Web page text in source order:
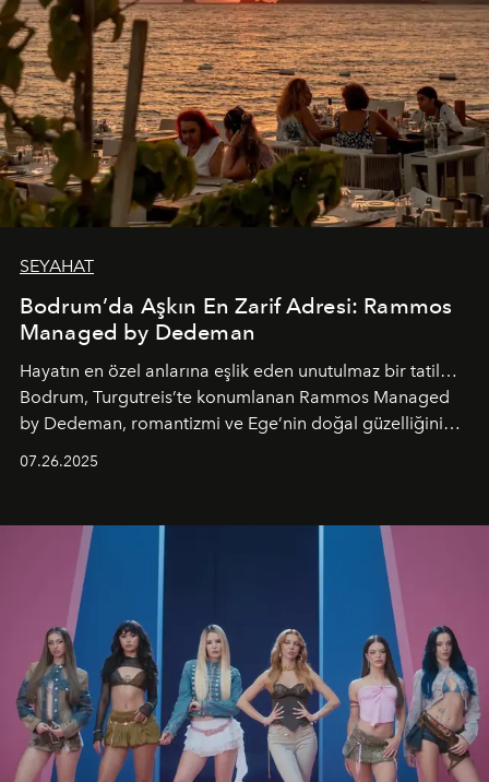
SEYAHAT
Bodrum’da Aşkın En Zarif Adresi: Rammos
Managed by Dedeman
Hayatın en özel anlarına eşlik eden unutulmaz bir tatil…
Bodrum, Turgutreis’te konumlanan Rammos Managed
by Dedeman, romantizmi ve Ege’nin doğal güzelliğini
07.26.2025